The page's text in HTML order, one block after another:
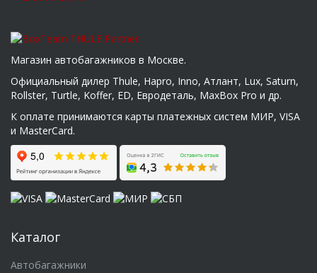
Магазин автобагажников в Москве.
Официальный дилер Thule, Hapro, Inno, Атлант, Lux, Saturn,
Rollster, Turtle, Koffer, ED, Евродеталь, MaxBox Pro и др.
К оплате принимаются карты платежных систем МИР, VISA
и MasterCard.
Каталог
Автобагажники